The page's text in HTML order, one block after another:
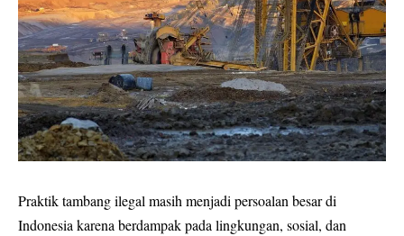
Praktik tambang ilegal masih menjadi persoalan besar di
Indonesia karena berdampak pada lingkungan, sosial, dan